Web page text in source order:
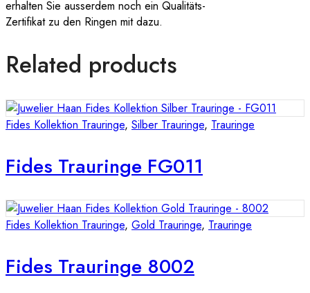
erhalten Sie ausserdem noch ein Qualitäts-
Zertifikat zu den Ringen mit dazu.
Related products
Fides Kollektion Trauringe, Silber Trauringe, Trauringe
Fides Trauringe FG011
Fides Kollektion Trauringe, Gold Trauringe, Trauringe
Fides Trauringe 8002